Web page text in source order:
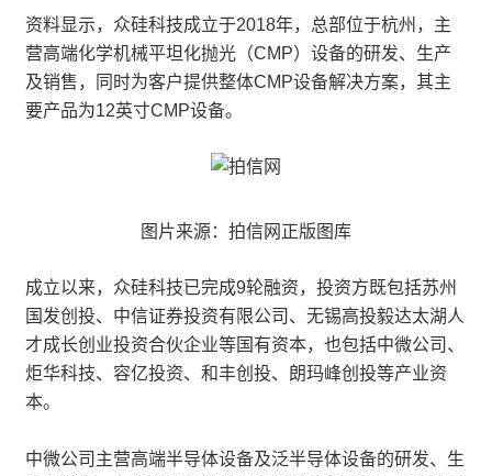
资料显示，众硅科技成立于2018年，总部位于杭州，主
营高端化学机械平坦化抛光（CMP）设备的研发、生产
及销售，同时为客户提供整体CMP设备解决方案，其主
要产品为12英寸CMP设备。
图片来源：拍信网正版图库
成立以来，众硅科技已完成9轮融资，投资方既包括苏州
国发创投、中信证券投资有限公司、无锡高投毅达太湖人
才成长创业投资合伙企业等国有资本，也包括中微公司、
炬华科技、容亿投资、和丰创投、朗玛峰创投等产业资
本。
中微公司主营高端半导体设备及泛半导体设备的研发、生